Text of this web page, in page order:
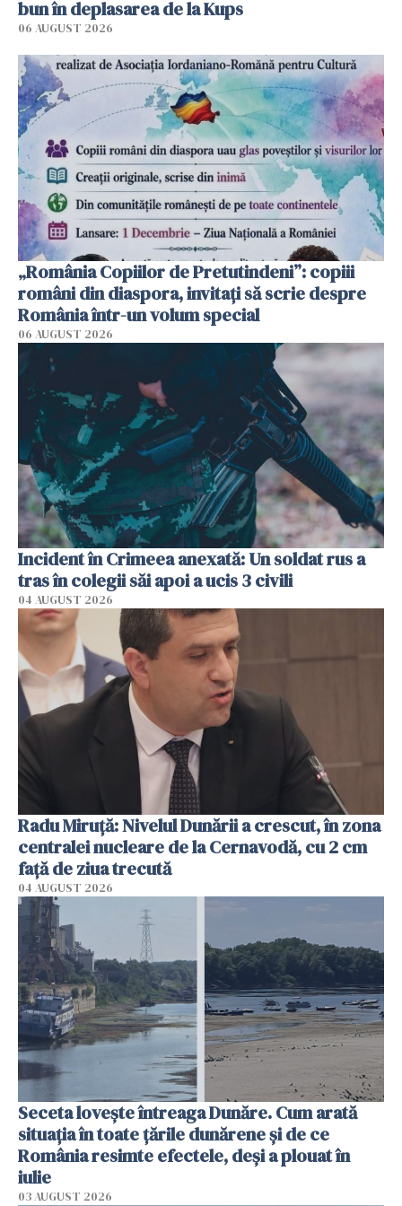
bun în deplasarea de la Kups
06 AUGUST 2026
„România Copiilor de Pretutindeni”: copiii
români din diaspora, invitați să scrie despre
România într-un volum special
06 AUGUST 2026
Incident în Crimeea anexată: Un soldat rus a
tras în colegii săi apoi a ucis 3 civili
04 AUGUST 2026
Radu Miruţă: Nivelul Dunării a crescut, în zona
centralei nucleare de la Cernavodă, cu 2 cm
faţă de ziua trecută
04 AUGUST 2026
Seceta lovește întreaga Dunăre. Cum arată
situația în toate țările dunărene și de ce
România resimte efectele, deși a plouat în
iulie
03 AUGUST 2026